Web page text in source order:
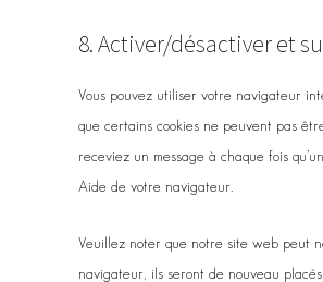
8. Activer/désactiver et
Vous pouvez utiliser votre navigateur
que certains cookies ne peuvent pas
receviez un message à chaque fois
Aide de votre navigateur.
Veuillez noter que notre site web peut
navigateur, ils seront de nouveau